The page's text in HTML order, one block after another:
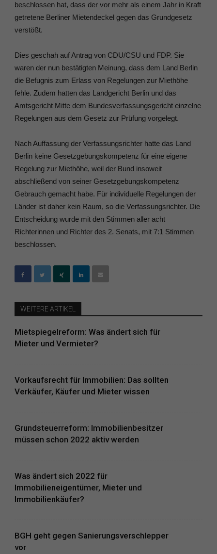
beschlossen hat, dass der vor mehr als einem Jahr in Kraft
getretene Berliner Mietendeckel gegen das Grundgesetz
verstößt.
Dies geschah auf Antrag von CDU/CSU und FDP. Sie
waren der nun bestätigten Meinung, dass dem Land Berlin
die Befugnis zum Erlass von Regelungen zur Miethöhe
fehle. Zudem hatten das Landgericht Berlin und das
Amtsgericht Mitte dem Bundesverfassungsgericht einzelne
Regelungen aus dem Gesetz zur Prüfung vorgelegt.
Nach Auffassung der Verfassungsrichter hatte das Land
Berlin keine Gesetzgebungskompetenz für eine eigene
Regelung zur Miethöhe, weil der Bund insoweit
abschließend von seiner Gesetzgebungskompetenz
Gebrauch gemacht habe. Für individuelle Regelungen der
Länder ist daher kein Raum, so die Verfassungsrichter. Die
Entscheidung wurde mit den Stimmen aller acht
Richterinnen und Richter des 2. Senats, mit 7:1 Stimmen
beschlossen.
WEITERE ARTIKEL
Mietspiegelreform: Was ändert sich für
Mieter und Vermieter?
Vorkaufsrecht für Immobilien: Das sollten
Verkäufer, Käufer und Mieter wissen
Grundsteuerreform: Immobilienbesitzer
müssen schon 2022 aktiv werden
Was ändert sich 2022 für
Immobilieneigentümer, Mieter und
Immobilienkäufer?
BGH geht gegen Sanierungsverschlepper
vor